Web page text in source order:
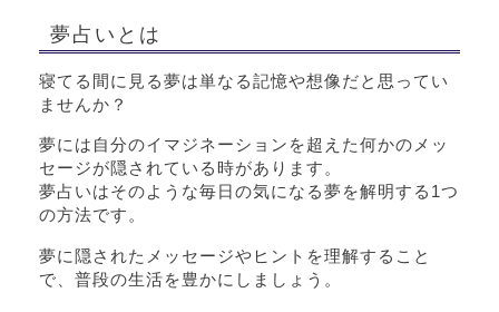
夢占いとは
寝てる間に見る夢は単なる記憶や想像だと思ってい
ませんか？
夢には自分のイマジネーションを超えた何かのメッ
セージが隠されている時があります。
夢占いはそのような毎日の気になる夢を解明する1つ
の方法です。
夢に隠されたメッセージやヒントを理解すること
で、普段の生活を豊かにしましょう。